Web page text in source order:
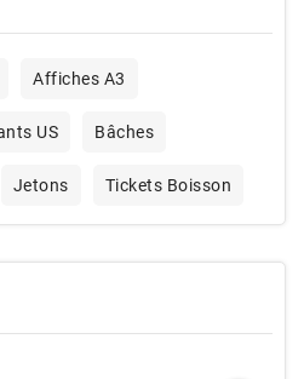
Affiches A3
US Bâches
Jetons Tickets Boisson